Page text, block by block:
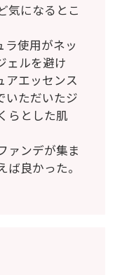
気になるとこ
ラ使用がネッ
ェルを避け
アエッセンス
いただいたジ
らとした肌
ァンデが集ま
良かった。